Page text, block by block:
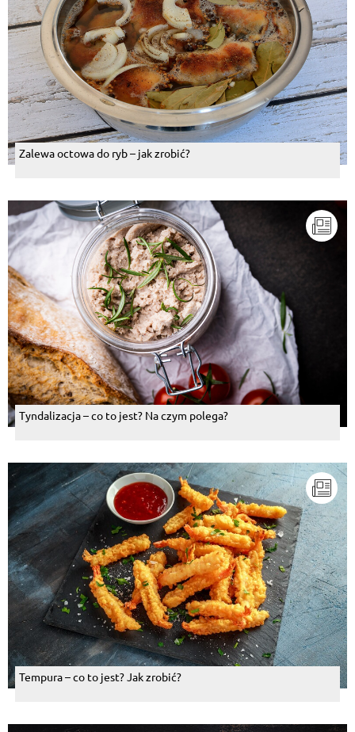
Zalewa octowa do ryb – jak zrobić?
Tyndalizacja – co to jest? Na czym polega?
Tempura – co to jest? Jak zrobić?